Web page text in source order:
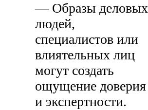
— Образы деловых
людей,
специалистов или
влиятельных лиц
могут создать
ощущение доверия
и экспертности.